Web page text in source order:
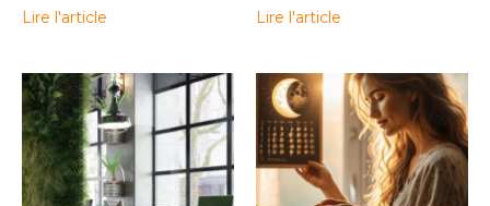
Lire l'article
Lire l'article